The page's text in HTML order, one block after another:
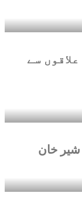
سے
شیر خان